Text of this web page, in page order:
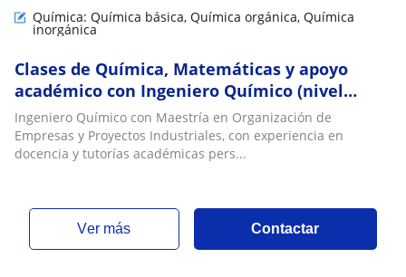
Química: Química básica, Química orgánica, Química
inorgánica
Clases de Química, Matemáticas y apoyo
académico con Ingeniero Químico (nivel
colegio y universidad)
Ingeniero Químico con Maestría en Organización de
Empresas y Proyectos Industriales, con experiencia en
docencia y tutorías académicas pers...
ver más Contactar